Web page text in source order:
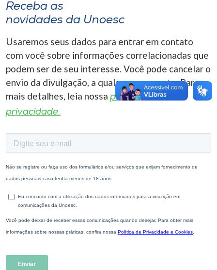
A-
Receba as
novidades da Unoesc
Usaremos seus dados para entrar em contato
com você sobre informações correlacionadas que
podem ser de seu interesse. Você pode cancelar o
envio da divulgação, a qualquer momento. Para
mais detalhes, leia nossa política de
privacidade.